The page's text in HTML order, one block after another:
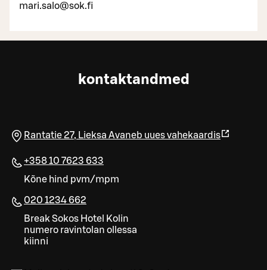
mari.salo@sok.fi
kontaktandmed
Rantatie 27, Lieksa Avaneb uues vahekaardis
+358 10 7623 633
Kõne hind pvm/mpm
020 1234 662
Break Sokos Hotel Kolin
numero ravintolan ollessa
kiinni